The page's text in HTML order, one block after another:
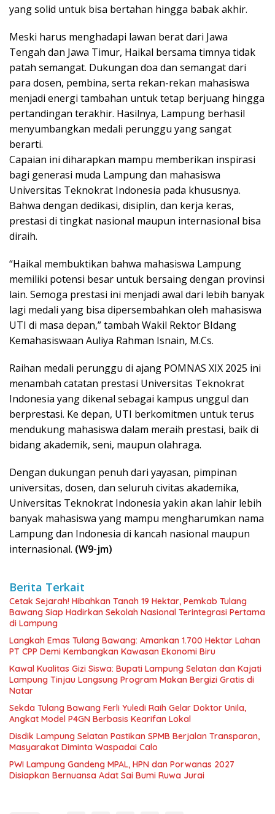
yang solid untuk bisa bertahan hingga babak akhir.
Meski harus menghadapi lawan berat dari Jawa
Tengah dan Jawa Timur, Haikal bersama timnya tidak
patah semangat. Dukungan doa dan semangat dari
para dosen, pembina, serta rekan-rekan mahasiswa
menjadi energi tambahan untuk tetap berjuang hingga
pertandingan terakhir. Hasilnya, Lampung berhasil
menyumbangkan medali perunggu yang sangat
berarti.
Capaian ini diharapkan mampu memberikan inspirasi
bagi generasi muda Lampung dan mahasiswa
Universitas Teknokrat Indonesia pada khususnya.
Bahwa dengan dedikasi, disiplin, dan kerja keras,
prestasi di tingkat nasional maupun internasional bisa
diraih.
“Haikal membuktikan bahwa mahasiswa Lampung
memiliki potensi besar untuk bersaing dengan provinsi
lain. Semoga prestasi ini menjadi awal dari lebih banyak
lagi medali yang bisa dipersembahkan oleh mahasiswa
UTI di masa depan,” tambah Wakil Rektor BIdang
Kemahasiswaan Auliya Rahman Isnain, M.Cs.
Raihan medali perunggu di ajang POMNAS XIX 2025 ini
menambah catatan prestasi Universitas Teknokrat
Indonesia yang dikenal sebagai kampus unggul dan
berprestasi. Ke depan, UTI berkomitmen untuk terus
mendukung mahasiswa dalam meraih prestasi, baik di
bidang akademik, seni, maupun olahraga.
Dengan dukungan penuh dari yayasan, pimpinan
universitas, dosen, dan seluruh civitas akademika,
Universitas Teknokrat Indonesia yakin akan lahir lebih
banyak mahasiswa yang mampu mengharumkan nama
Lampung dan Indonesia di kancah nasional maupun
internasional. (W9-jm)
Berita Terkait
Cetak Sejarah! Hibahkan Tanah 19 Hektar, Pemkab Tulang
Bawang Siap Hadirkan Sekolah Nasional Terintegrasi Pertama
di Lampung
Langkah Emas Tulang Bawang: Amankan 1.700 Hektar Lahan
PT CPP Demi Kembangkan Kawasan Ekonomi Biru
Kawal Kualitas Gizi Siswa: Bupati Lampung Selatan dan Kajati
Lampung Tinjau Langsung Program Makan Bergizi Gratis di
Natar
Sekda Tulang Bawang Ferli Yuledi Raih Gelar Doktor Unila,
Angkat Model P4GN Berbasis Kearifan Lokal
Disdik Lampung Selatan Pastikan SPMB Berjalan Transparan,
Masyarakat Diminta Waspadai Calo
PWI Lampung Gandeng MPAL, HPN dan Porwanas 2027
Disiapkan Bernuansa Adat Sai Bumi Ruwa Jurai